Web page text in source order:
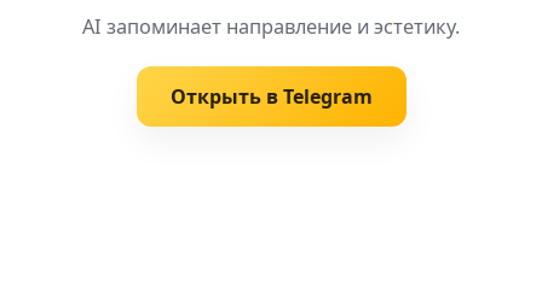
AI запоминает направление и эстетику.
Открыть в Telegram